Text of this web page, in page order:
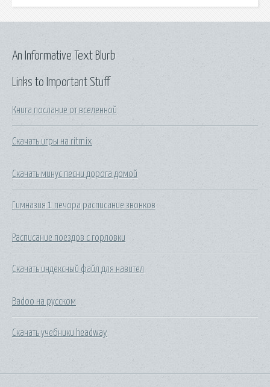
Links to Important Stuff
Книга послание от вселенной
Скачать игры на ritmix
Скачать минус песни дорога домой
Гимназия 1 печора расписание звонков
Расписание поездов с горловки
Скачать индексный файл для навител
Badoo на русском
Скачать учебники headway
An Informative Text Blurb